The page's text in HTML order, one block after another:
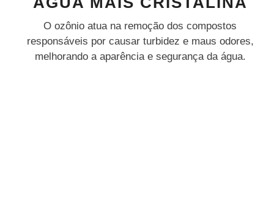
O ozônio atua na remoção dos compostos
responsáveis por causar turbidez e maus odores,
melhorando a aparência e segurança da água.